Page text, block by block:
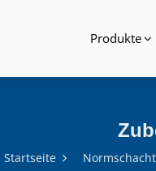
Produkte
Startseite